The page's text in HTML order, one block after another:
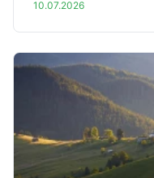
10.07.2026